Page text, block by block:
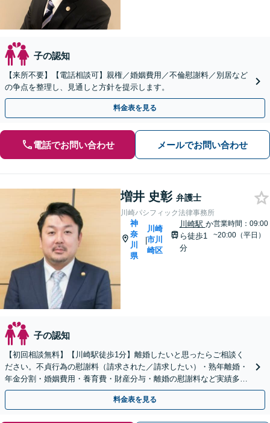
子の認知
【来所不要】【電話相談可】親権／婚姻費用／不倫慰謝料／別居など
の争点を整理し、見通しと方針を提示します。
料金表を見る
電話でお問い合わせ メールでお問い合わせ
増井 史彰 弁護士
川崎パシフィック法律事務所
神
奈
川
県
|
川崎
市川
崎区
川崎駅 か
ら徒歩1
分
営業時間：09:00
~20:00（平日）
子の認知
【初回相談無料】【川崎駅徒歩1分】離婚したいと思ったらご相談く
ださい。不貞行為の慰謝料（請求された／請求したい）・熟年離婚・
年金分割・婚姻費用・養育費・財産分与・離婚の慰謝料など実績多
数。あなたの人生の再スタートを全力で後押しします。
料金表を見る